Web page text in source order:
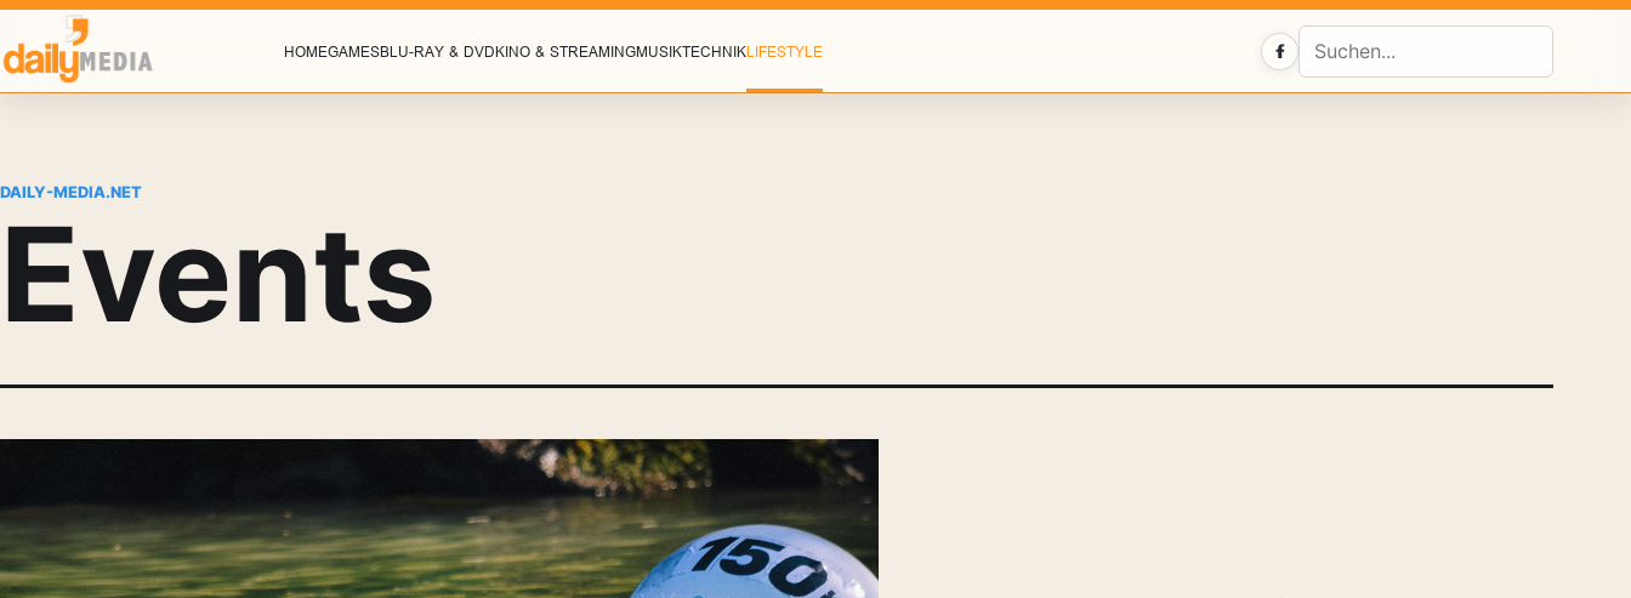
HOMEGAMESBLU-RAY & DVDKINO & STREAMINGMUSIKTECHNIKLIFESTYLE Facebook
DAILY-MEDIA.NET
Events